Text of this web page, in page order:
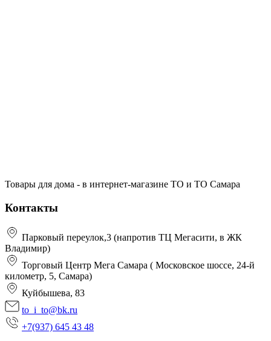
Товары для дома - в интернет-магазине ТО и ТО Самара
Контакты
Парковый переулок,3 (напротив ТЦ Мегасити, в ЖК
Владимир)
Торговый Центр Мега Самара ( Московское шоссе, 24-й
километр, 5, Самара)
Куйбышева, 83
to_i_to@bk.ru
+7(937) 645 43 48